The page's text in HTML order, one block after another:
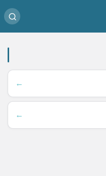
←
←